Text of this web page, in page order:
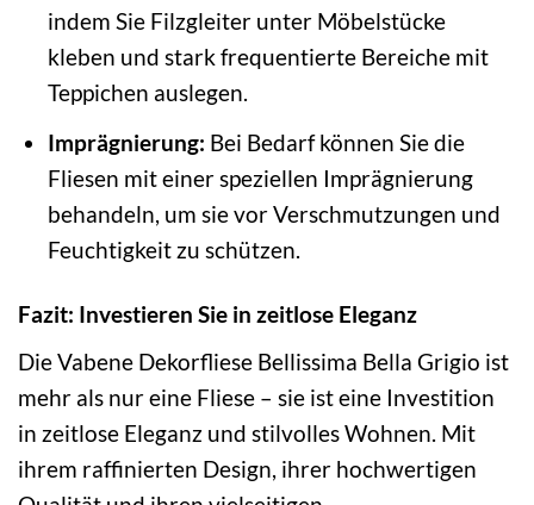
indem Sie Filzgleiter unter Möbelstücke
kleben und stark frequentierte Bereiche mit
Teppichen auslegen.
Imprägnierung: Bei Bedarf können Sie die
Fliesen mit einer speziellen Imprägnierung
behandeln, um sie vor Verschmutzungen und
Feuchtigkeit zu schützen.
Fazit: Investieren Sie in zeitlose Eleganz
Die Vabene Dekorfliese Bellissima Bella Grigio ist
mehr als nur eine Fliese – sie ist eine Investition
in zeitlose Eleganz und stilvolles Wohnen. Mit
ihrem raffinierten Design, ihrer hochwertigen